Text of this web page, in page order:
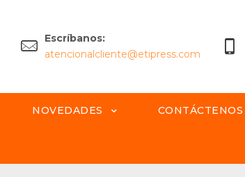
Escríbanos:
atencionalcliente@etipress.com
NOVEDADES CONTÁCTENOS